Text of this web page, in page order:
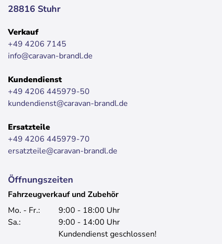
28816 Stuhr
Verkauf
+49 4206 7145
info@caravan-brandl.de
Kundendienst
+49 4206 445979-50
kundendienst@caravan-brandl.de
Ersatzteile
+49 4206 445979-70
ersatzteile@caravan-brandl.de
Öffnungszeiten
Fahrzeugverkauf und Zubehör
Mo. - Fr.:
9:00 - 18:00 Uhr
Sa.:
9:00 - 14:00 Uhr
Kundendienst geschlossen!